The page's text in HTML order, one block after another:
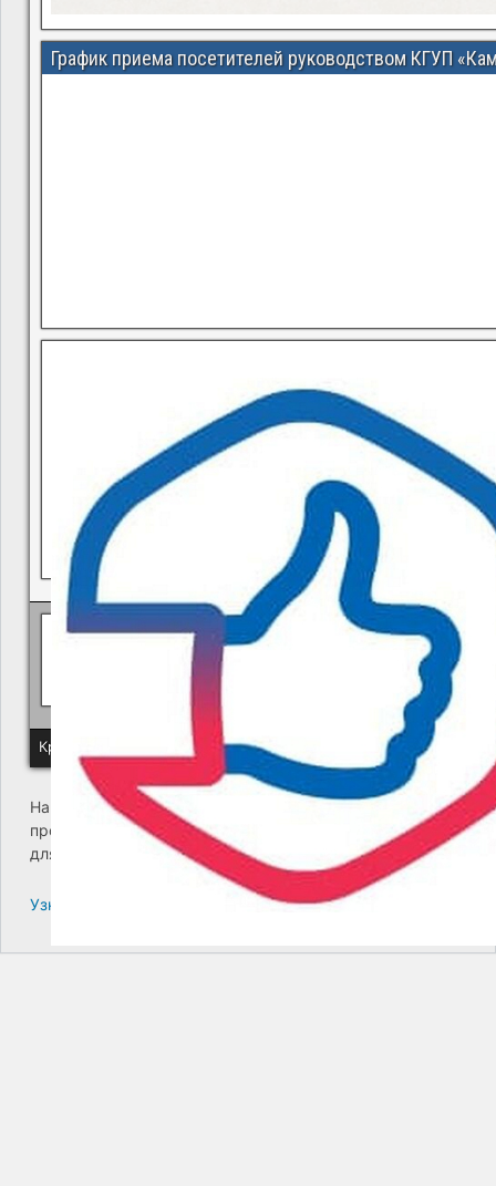
График приема посетителей руководством КГУП
В квитанциях ошибки, в подъезде мусор, сотрудники
Политика КГУП "Камчатский водоканал" в отношении
Краевое государственное унитарное предприятие
На сайте возникла критическая ошибка. Пожалуйста,
проверьте входящие сообщения почты администратора
для дальнейших инструкций.
Узнайте больше про решение проблем с WordPress.